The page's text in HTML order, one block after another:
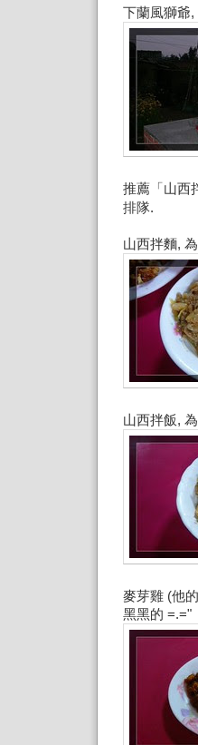
下蘭風獅爺
推薦「山西
排隊.
山西拌麵,
山西拌飯,
麥芽雞 (他
黑黑的 =.="